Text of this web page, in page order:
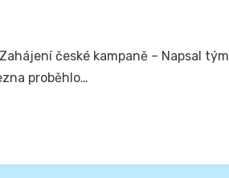
české kampaně – Napsal tým
proběhlo…